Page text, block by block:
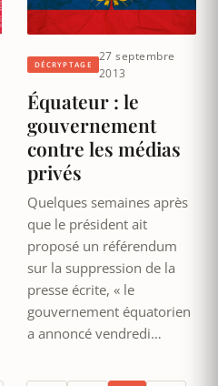
DÉCRYPTAGE
27 septembre
2013
Équateur : le
gouvernement
contre les médias
privés
Quelques semaines après
que le président ait
proposé un référendum
sur la suppression de la
presse écrite, « le
gouvernement équatorien
a annoncé vendredi…